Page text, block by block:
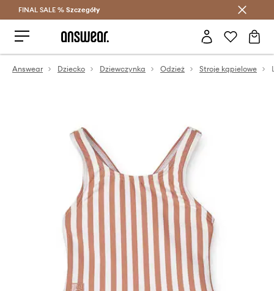
Oszczędzaj z Answear Club >
FINAL SALE % Szczegóły
Answear Dziecko Dziewczynka Odzież Stroje kąpielowe